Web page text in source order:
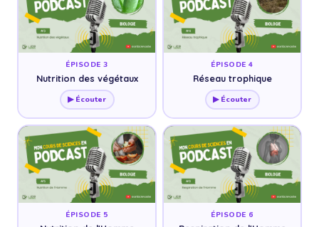
ÉPISODE 3
Nutrition des végétaux
▶ Écouter
ÉPISODE 4
Réseau trophique
▶ Écouter
ÉPISODE 5 ÉPISODE 6